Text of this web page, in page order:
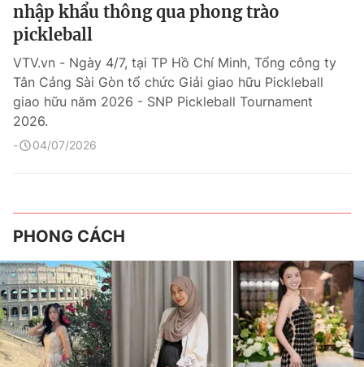
nhập khẩu thông qua phong trào
pickleball
VTV.vn - Ngày 4/7, tại TP Hồ Chí Minh, Tổng công ty
Tân Cảng Sài Gòn tổ chức Giải giao hữu Pickleball
giao hữu năm 2026 - SNP Pickleball Tournament
2026.
04/07/2026
PHONG CÁCH